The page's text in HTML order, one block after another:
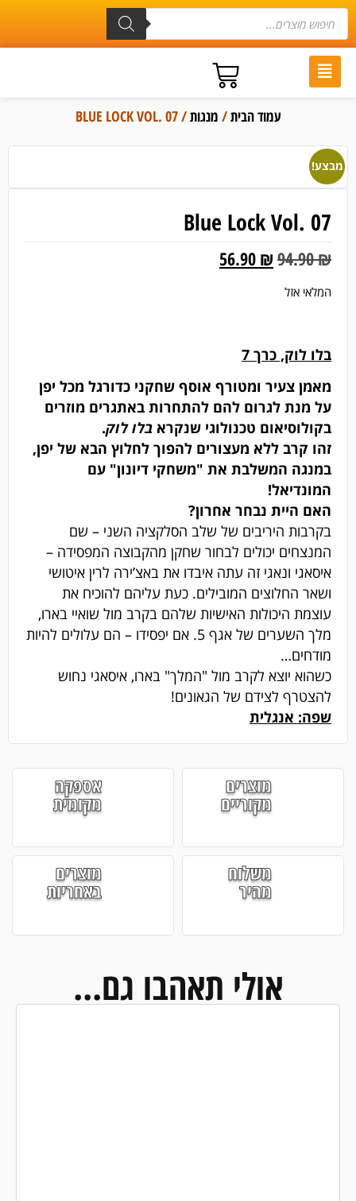
עמוד הבית/ מנגות/ BLUE LOCK VOL. 07
מבצע!
Blue Lock Vol. 07
94.90₪
56.90 ₪
המלאי אזל
בלו לוק, כרך 7
מאמן צעיר ומטורף אוסף שחקני כדורגל מכל יפן
על מנת לגרום להם להתחרות באתגרים מוזרים
בקולוסיאום טכנולוגי שנקרא בלו לוק.
זהו קרב ללא מעצורים להפוך לחלוץ הבא של יפן,
במנגה המשלבת את "משחקי דיונון" עם
המונדיאל!
האם היית נבחר אחרון?
בקרבות היריבים של שלב הסלקציה השני – שם
המנצחים יכולים לבחור שחקן מהקבוצה המפסידה –
איסאגי ונאגי זה עתה איבדו את באצ’ירה לרין איטושי
ושאר החלוצים המובילים. כעת עליהם להוכיח את
עוצמת היכולות האישיות שלהם בקרב מול שואיי בארו,
מלך השערים של אגף 5. אם יפסידו – הם עלולים להיות
מודחים…
כשהוא יוצא לקרב מול "המלך" בארו, איסאגי נחוש
להצטרף לצידם של הגאונים!
שפה: אנגלית
מוצרים
מקוריים
אספקה
מקומית
משלוח
מהיר
מוצרים
באחריות
אולי תאהבו גם...